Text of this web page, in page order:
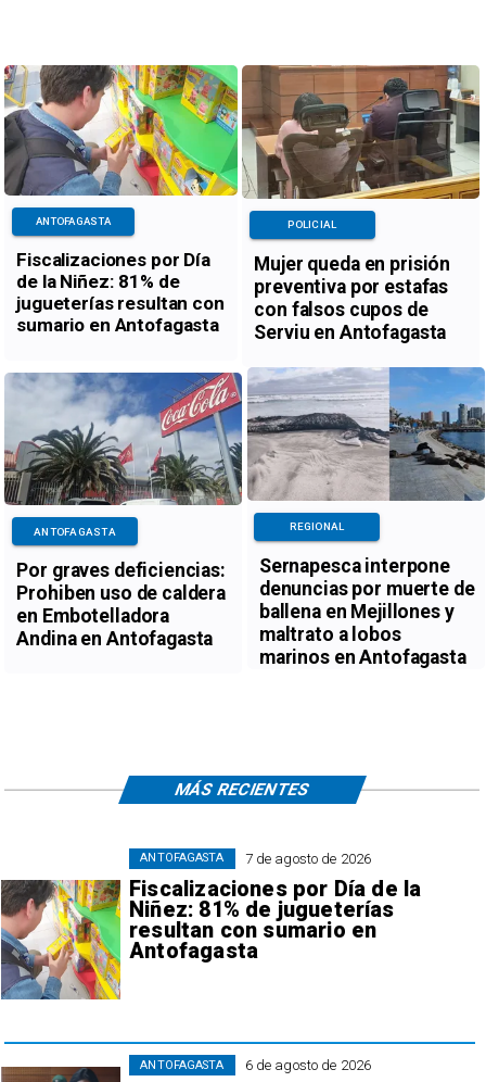
Fiscalizaciones por Día
de la Niñez: 81% de
jugueterías resultan con
sumario en Antofagasta
ANTOFAGASTA
Mujer queda en prisión
preventiva por estafas
con falsos cupos de
Serviu en Antofagasta
POLICIAL
Por graves deficiencias:
Prohiben uso de caldera
en Embotelladora
Andina en Antofagasta
ANTOFAGASTA
Sernapesca interpone
denuncias por muerte de
ballena en Mejillones y
maltrato a lobos
marinos en Antofagasta
REGIONAL
7 de agosto de 2026
Fiscalizaciones por Día de la
Niñez: 81% de jugueterías
resultan con sumario en
Antofagasta
ANTOFAGASTA
6 de agosto de 2026
ANTOFAGASTA
MÁS RECIENTES